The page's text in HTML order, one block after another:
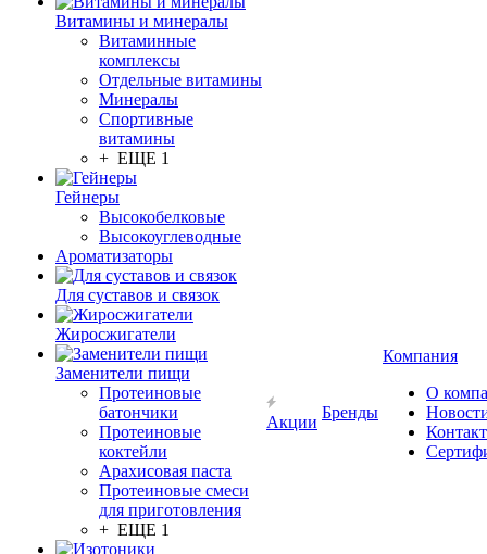
Витамины и минералы
Витаминные
комплексы
Отдельные витамины
Минералы
Спортивные
витамины
+ ЕЩЕ 1
Гейнеры
Высокобелковые
Высокоуглеводные
Ароматизаторы
Для суставов и связок
Жиросжигатели
Заменители пищи
Протеиновые
батончики
Протеиновые
коктейли
Арахисовая паста
Протеиновые смеси
для приготовления
+ ЕЩЕ 1
Акции
Бренды
Компания
О